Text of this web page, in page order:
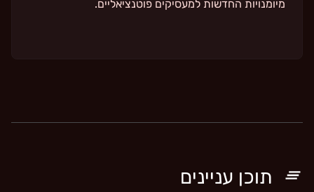
מיומנויות החדשות למעסיקים פוטנציאליים.
תוכן עניינים